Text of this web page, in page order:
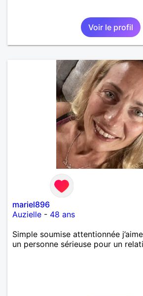
Voir le profil
mariel896
Auzielle - 48 ans
Simple soumise attentionnée
un personne sérieuse pour un